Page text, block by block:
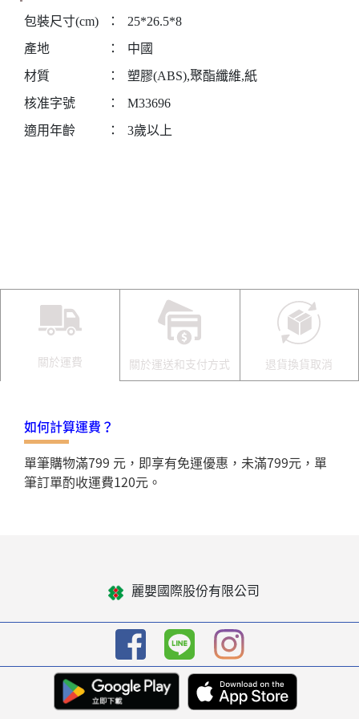
包裝尺寸(cm) ：
25*26.5*8
產地
：
中國
材質
：
塑膠(ABS),聚酯纖維,紙
核准字號
：
M33696
適用年齡
： 3歲以上
關於運費 關於運送和支付方式 退貨換貨取消
如何計算運費？
單筆購物滿799 元，即享有免運優惠，未滿799元，單
筆訂單酌收運費120元。
麗嬰國際股份有限公司